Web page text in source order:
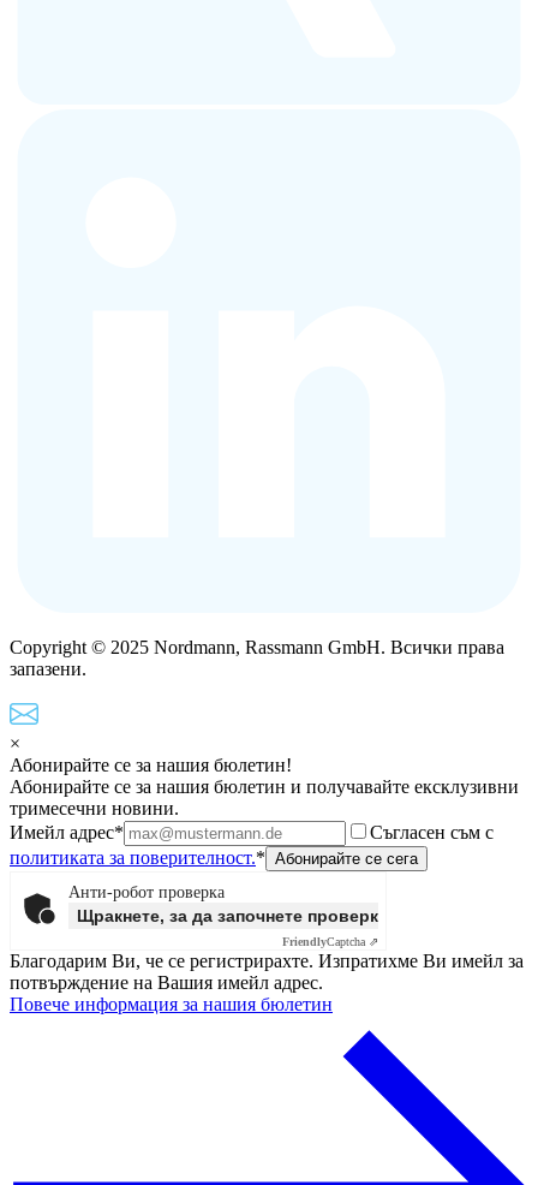
Copyright © 2025 Nordmann, Rassmann GmbH. Всички права
запазени.
×
Абонирайте се за нашия бюлетин!
Абонирайте се за нашия бюлетин и получавайте ексклузивни
тримесечни новини.
Имейл адрес*
Съгласен съм с
политиката за поверителност.*
Анти-робот проверка
Щракнете, за да започнете проверката
FriendlyCaptcha ⇗
Благодарим Ви, че се регистрирахте. Изпратихме Ви имейл за
потвърждение на Вашия имейл адрес.
Повече информация за нашия бюлетин